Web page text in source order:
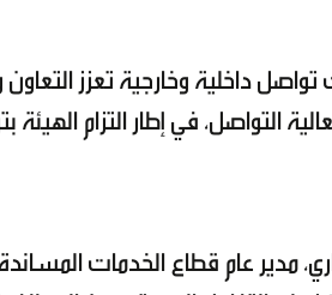
داخلية وخارجية تعزز
التواصل، في إطار التزام
مدير عام قطاع الخدمات